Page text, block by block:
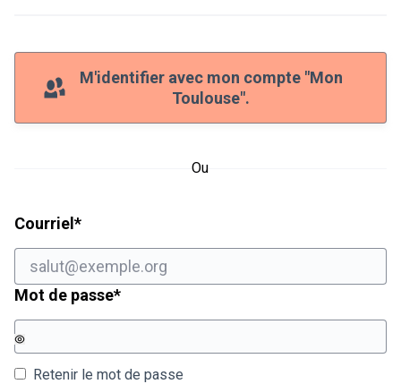
M'identifier avec mon compte "Mon
Toulouse".
Ou
Courriel *Champ obligatoire
Mot de passe*Champ obligatoire
Retenir le mot de passe